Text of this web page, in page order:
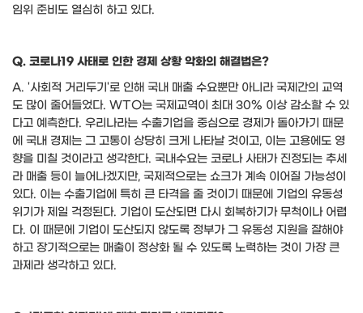
임위 준비도 열심히 하고 있다.
Q. 코로나19 사태로 인한 경제 상황 악화의 해결법은?
A. '사회적 거리두기 '로 인해 국내 매출 수요뿐만 아니라 국제간의 교역
도 많이 줄어들었다. WTO는 국제교역이 최대 30% 이상 감소할 수 있
다고 예측한다. 우리나라는 수출기업을 중심으로 경제가 돌아가기 때문
에 국내 경제는 그 고통이 상당히 크게 나타날 것이고, 이는 고용에도 영
향을 미칠 것이라고 생각한다. 국내수요는 코로나 사태가 진정되는 추세
라 매출 등이 늘어나겠지만, 국제적으로는 쇼크가 계속 이어질 가능성이
있다. 이는 수출기업에 특히 큰 타격을 줄 것이기 때문에 기업의 유동성
위기가 제일 걱정된다. 기업이 도산되면 다시 회복하기가 무척이나 어렵
다. 이 때문에 기업이 도산되지 않도록 정부가 그 유동성 지원을 잘해야
하고 장기적으로는 매출이 정상화 될 수 있도록 노력하는 것이 가장 큰
과제라 생각하고 있다.